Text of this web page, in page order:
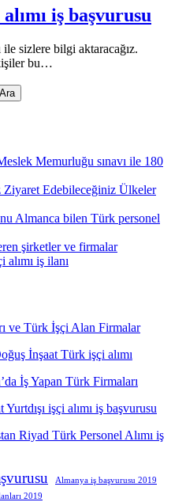
iş başvurusu
sizlere bilgi aktaracağız.
bu…
Ara
Memurluğu sınavı ile 180
Edebileceğiniz Ülkeler
Almanca bilen Türk personel
şirketler ve firmalar
iş ilanı
ve Türk İşçi Alan Firmalar
İnşaat Türk işçi alımı
İş Yapan Türk Firmaları
işçi alımı iş başvurusu
Riyad Türk Personel Alımı iş
Almanya iş başvurusu 2019
2019